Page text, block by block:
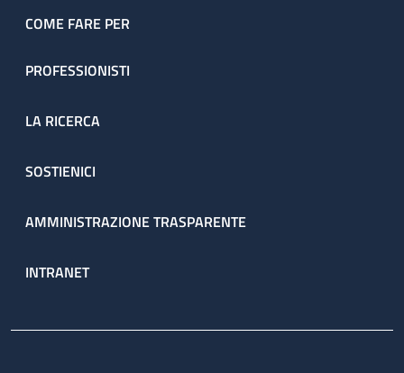
COME FARE PER
PROFESSIONISTI
LA RICERCA
SOSTIENICI
AMMINISTRAZIONE TRASPARENTE
INTRANET